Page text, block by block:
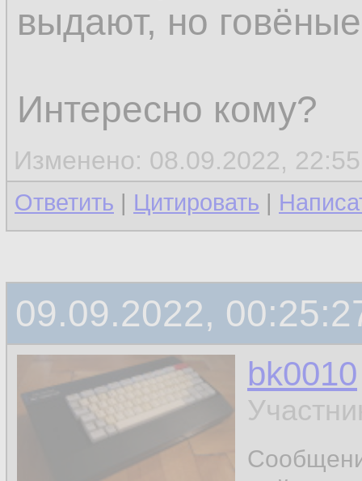
выдают, но
Интересно кому?
Изменено: 08.09.2022,
Ответить | Цитировать |
09.09.2022,
bk0010